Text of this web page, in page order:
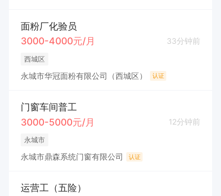
面粉厂化验员
3000-4000元/月
33分钟前
西城区
永城市华冠面粉有限公司（西城区） 认证
门窗车间普工
3000-5000元/月
12分钟前
永城市
永城市鼎森系统门窗有限公司 认证
运营工（五险）